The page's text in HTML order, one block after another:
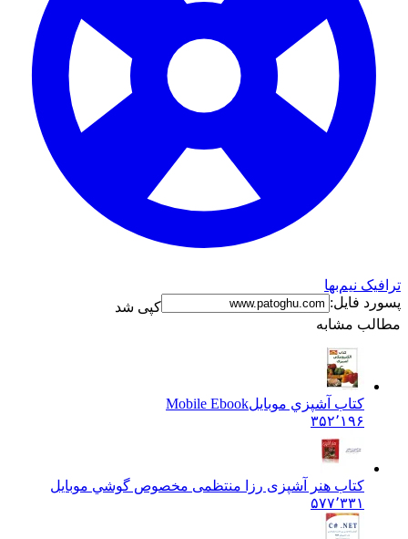
ترافیک نیم‌بها
پسورد فایل:
کپی شد
مطالب مشابه
کتاب آشپزي موبايلMobile Ebook
۳۵۲٬۱۹۶
کتاب هنر آشپزی رزا منتظمی مخصوص گوشي موبايل
۵۷۷٬۳۳۱